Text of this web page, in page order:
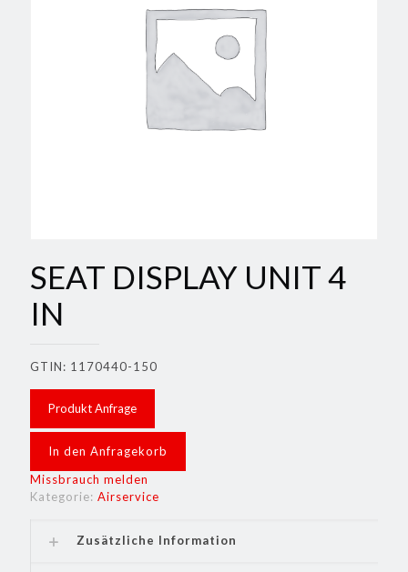
SEAT DISPLAY UNIT 4
IN
GTIN: 1170440-150
Produkt Anfrage
In den Anfragekorb
Missbrauch melden
Kategorie: Airservice
Zusätzliche Information